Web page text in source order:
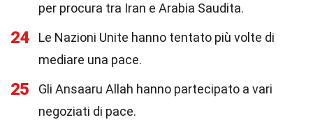
per procura tra Iran e Arabia Saudita.
24
Le Nazioni Unite hanno tentato più volte di
mediare una pace.
25
Gli Ansaaru Allah hanno partecipato a vari
negoziati di pace.